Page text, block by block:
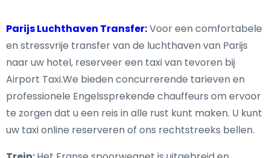
Parijs Luchthaven Transfer:Voor een comfortabele
en stressvrije transfer van de luchthaven van Parijs
naar uw hotel, reserveer een taxi van tevoren bij
Airport Taxi.We bieden concurrerende tarieven en
professionele Engelssprekende chauffeurs om ervoor
te zorgen dat u een reis in alle rust kunt maken. U kunt
uw taxi online reserveren of ons rechtstreeks bellen.